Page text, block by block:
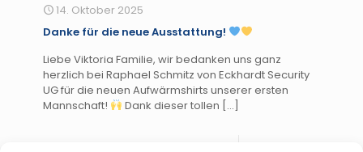
14. Oktober 2025
Danke für die neue Ausstattung!
Liebe Viktoria Familie, wir bedanken uns ganz
herzlich bei Raphael Schmitz von Eckhardt Security
UG für die neuen Aufwärmshirts unserer ersten
Mannschaft!
Dank dieser tollen […]